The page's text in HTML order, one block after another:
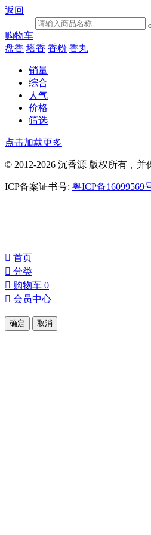
返回
购物车
盘香 塔香 香粉 香丸
销量
综合
人气
价格
筛选
点击加载更多
© 2012-2026 沉香源 版权所有，并
ICP备案证书号: 粤ICP备16099569
󰀁 首页
󰀂 分类
󰀄 购物车 0
󰀅 会员中心
确定 取消